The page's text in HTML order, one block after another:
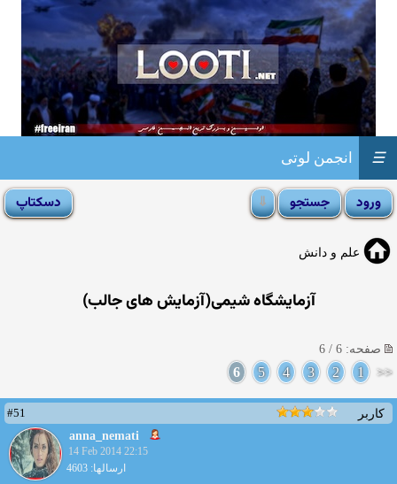
انجمن لوتی ☰
علم و دانش
آزمایشگاه شیمی(آزمایش های جالب)
صفحه: 6 / 6
<<
1
2
3
4
5
6
کاربر
#51
anna_nemati
14 Feb 2014 22:15
ارسالها: 4603